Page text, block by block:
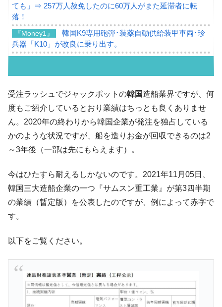
ても」⇒ 257万人赦免したのに60万人がまた延滞者に転
落！
『Money1』
韓国K9専用砲弾･装薬自動供給装甲車両･珍
兵器「K10」が改良に乗り出す。
『Money1』
韓国･李在明「青年層の雇用状況が悪い。せ
や、若者に起業させよう」⇒ どんな雇用対策だソレ。
ル。外平債の発行「19.4億ドル」
韓国「ここは北朝鮮なのか。選管がサーバ
ーにウソのデータを入力したのは明白だ」
『Money1』
韓国･李在明さっそく不動産対策で浅薄な発
言。
『Money1』
韓国は「中国と同じく」投資に不適格な国
だ。
す」⇒「金を経由するドル入手」手段ではないのか？
『Money1』
韓国･帰ってきた李在明。李在明を支持しな
い「50.5％」に上昇
受注ラッシュでジャックポットの韓国造船業界ですが、何
度もご紹介しているとおり業績はちっとも良くありませ
ん。2020年の終わりから韓国企業が発注を独占している
かのような状況ですが、船を造りお金が回収できるのは2
～3年後（一部は先にもらえます）。
今はひたすら耐えるしかないのです。2021年11月05日、
韓国三大造船企業の一つ『サムスン重工業』が第3四半期
の業績（暫定版）を公表したのですが、例によって赤字で
す。
以下をご覧ください。